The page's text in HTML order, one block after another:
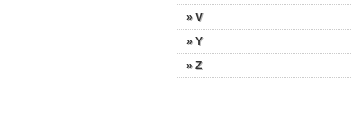
» V
» Y
» Z